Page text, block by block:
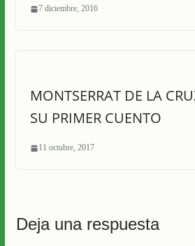
7 diciembre, 2016
MONTSERRAT DE LA
SU PRIMER CUENTO
11 octubre, 2017
Deja una respuesta